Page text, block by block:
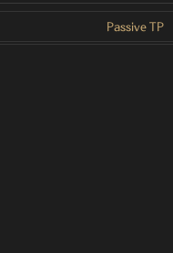
Passive TP